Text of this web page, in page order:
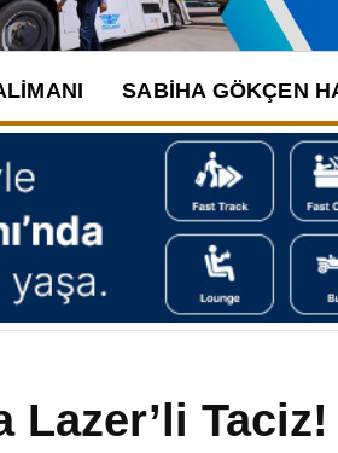
SABIHA GÖKÇEN
Lazer’li Taciz!